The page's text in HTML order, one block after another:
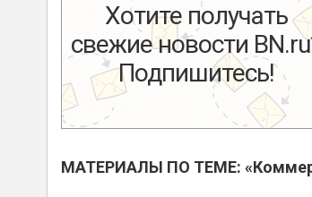
Хотите получать
свежие новости
Подпишитесь!
МАТЕРИАЛЫ ПО ТЕМЕ: